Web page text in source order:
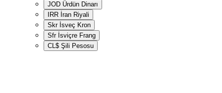
JOD Ürdün Dinarı
IRR İran Riyali
Skr İsveç Kron
Sfr İsviçre Frang
CL$ Şili Pesosu